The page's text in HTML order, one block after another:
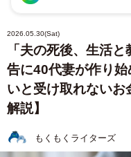
2026.05.30(Sat)
「夫の死後、生活
告に40代妻が作り
いと受け取れない
解説】
もくもくライターズ